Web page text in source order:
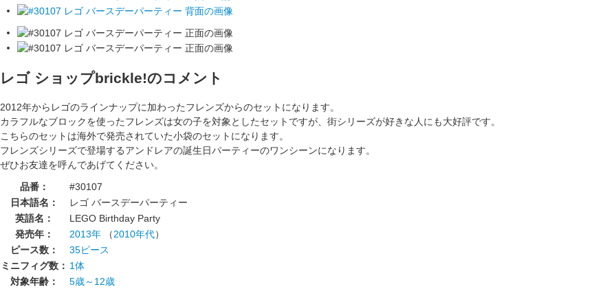
レゴ ショップbrickle!のコメント
2012年からレゴのラインナップに加わったフレンズからのセットになります。
カラフルなブロックを使ったフレンズは女の子を対象としたセットですが、街シリーズが好きな人にも大好評です。
こちらのセットは海外で発売されていた小袋のセットになります。
フレンズシリーズで登場するアンドレアの誕生日パーティーのワンシーンになります。
ぜひお友達を呼んであげてください。
品番：
#30107
日本語名：
レゴ バースデーパーティー
英語名：
LEGO Birthday Party
発売年：
2013年 （2010年代）
ピース数：
35ピース
ミニフィグ数： 1体
対象年齢：
5歳～12歳